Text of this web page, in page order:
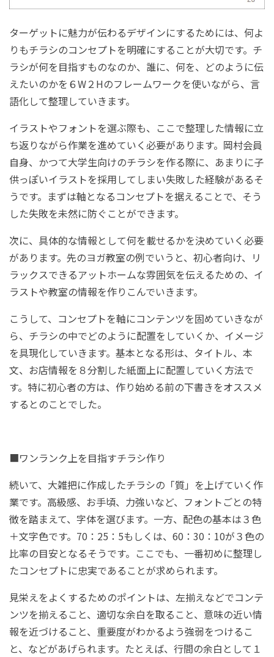
ターゲットに魅力が伝わるデザインにするためには、何よ
りもチラシのコンセプトを明確にすることが大切です。チ
ラシが何を目指すものなのか、誰に、何を、どのように伝
えたいのかを６W２ Hのフレームワークを使いながら、言
語化して整理していきます。
イラストやフォントを選ぶ際も、ここで整理した情報に立
ち返りながら作業を進めていく必要があります。岡村会員
自身、かつて大学生向けのチラシを作る際に、あまりに子
供っぽいイラストを採用してしまい失敗した経験があるそ
うです。まずは軸となるコンセプトを据えることで、そう
した失敗を未然に防ぐことができます。
次に、具体的な情報として何を載せるかを決めていく必要
があります。先のヨガ教室の例でいうと、初心者向け、リ
ラックスできるアットホームな雰囲気を伝えるための、イ
ラストや教室の情報を作りこんでいきます。
こうして、コンセプトを軸にコンテンツを固めていきなが
ら、チラシの中でどのように配置をしていくか、イメージ
を具現化していきます。基本となる形は、タイトル、本
文、お店情報を８分割した紙面上に配置していく方法で
す。特に初心者の方は、作り始める前の下書きをオススメ
するとのことでした。
■ワンランク上を目指すチラシ作り
続いて、大雑把に作成したチラシの「質」を上げていく作
業です。高級感、お手頃、力強いなど、フォントごとの特
徴を踏まえて、字体を選びます。一方、配色の基本は３色
＋文字色です。 70 ： 25 ： 5もしくは、 60 ： 30 ： 10が３色の
比率の目安となるそうです。ここでも、一番初めに整理し
たコンセプトに忠実であることが求められます。
見栄えをよくするためのポイントは、左揃えなどでコンテ
ンツを揃えること、適切な余白を取ること、意味の近い情
報を近づけること、重要度がわかるよう強弱をつけるこ
と、などがあげられます。たとえば、行間の余白として１